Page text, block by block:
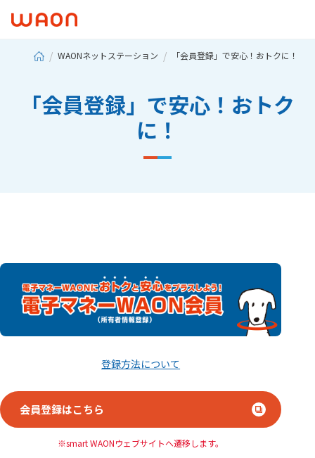
WAONネットステーション 「会員登録」で安心！おトクに！
「会員登録」で安心！おトク
に！
登録方法について
会員登録はこちら
smart WAONウェブサイトへ遷移します。